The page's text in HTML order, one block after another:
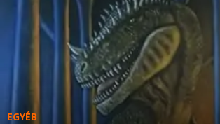
EGYÉB